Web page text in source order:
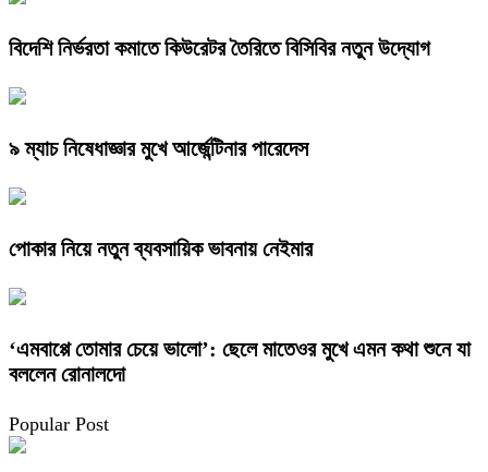
বিদেশি নির্ভরতা কমাতে কিউরেটর তৈরিতে বিসিবির নতুন উদ্যোগ
৯ ম্যাচ নিষেধাজ্ঞার মুখে আর্জেন্টিনার পারেদেস
পোকার নিয়ে নতুন ব্যবসায়িক ভাবনায় নেইমার
‘এমবাপ্পে তোমার চেয়ে ভালো’: ছেলে মাতেওর মুখে এমন কথা শুনে যা
বললেন রোনালদো
Popular Post